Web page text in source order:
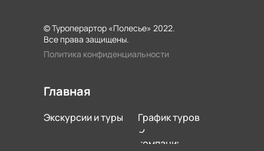
© Туроперартор «Полесье» 2022.
Все права защищены.
Главная
Экскурсии и туры
График туров
О
компании
Политика конфиденциальности